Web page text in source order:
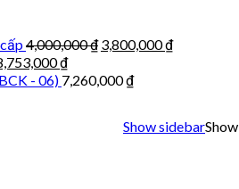
4,000,000₫ 3,800,000₫
₫
- 06) 7,260,000₫
Show sidebarShow